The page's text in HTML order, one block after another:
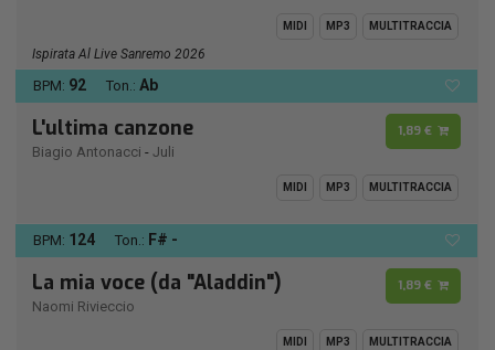
MIDI MP3 MULTITRACCIA
Ispirata Al Live Sanremo 2026
BPM: 92 Ton.: Ab
L'ultima canzone
Biagio Antonacci - Juli
1,89 €
MIDI MP3 MULTITRACCIA
BPM: 124 Ton.: F# -
La mia voce (da "Aladdin")
Naomi Rivieccio
1,89 €
MIDI MP3 MULTITRACCIA